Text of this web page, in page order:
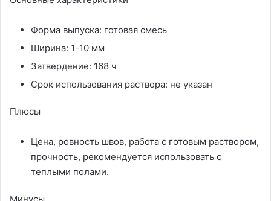
Форма выпуска: готовая смесь
Ширина: 1-10 мм
Затвердение: 168 ч
Срок использования раствора: не указан
Плюсы
Цена, ровность швов, работа с готовым раствором,
прочность, рекомендуется использовать с
теплыми полами.